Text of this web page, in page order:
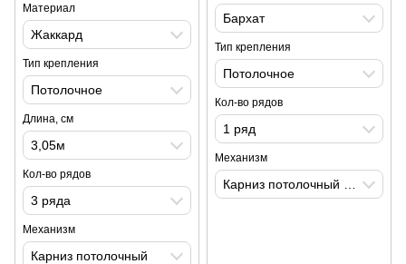
Материал
Жаккард
Тип крепления
Потолочное
Длина, см
3,05м
Кол-во рядов
3 ряда
Механизм
Карниз потолочный
Бархат
Тип крепления
Потолочное
Кол-во рядов
1 ряд
Механизм